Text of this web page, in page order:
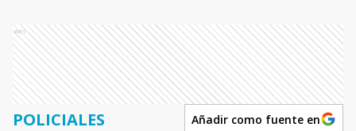
Ads
POLICIALES Añadir como fuente en